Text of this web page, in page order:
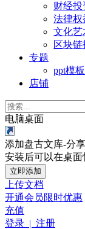
财经投
法律权
文化艺
区块链
专题
ppt模
店铺
电脑桌面
添加盘古文库-分
安装后可以在桌面
立即添加
上传文档
开通会员限时优惠
充值
登录 | 注册